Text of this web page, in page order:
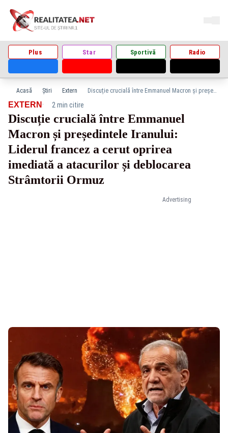
Plus Star Sportivă Radio
Acasă Știri Extern Discuție crucială între Emmanuel Macron și președintele Iranului: Liderul francez a cerut oprirea imediată a atacurilor și deblocarea Strâmtorii Ormuz
Advertising
EXTERN · 2 min citire
Discuție crucială între Emmanuel
Macron și președintele Iranului:
Liderul francez a cerut oprirea
imediată a atacurilor și deblocarea
Strâmtorii Ormuz